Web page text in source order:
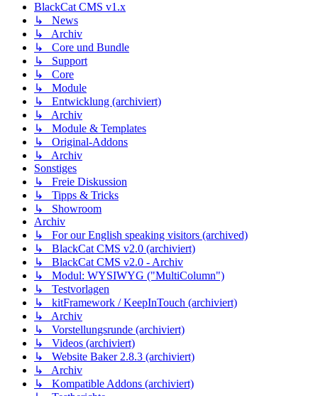
BlackCat CMS v1.x
↳ News
↳ Archiv
↳ Core und Bundle
↳ Support
↳ Core
↳ Module
↳ Entwicklung (archiviert)
↳ Archiv
↳ Module & Templates
↳ Original-Addons
↳ Archiv
Sonstiges
↳ Freie Diskussion
↳ Tipps & Tricks
↳ Showroom
Archiv
↳ For our English speaking visitors (archived)
↳ BlackCat CMS v2.0 (archiviert)
↳ BlackCat CMS v2.0 - Archiv
↳ Modul: WYSIWYG ("MultiColumn")
↳ Testvorlagen
↳ kitFramework / KeepInTouch (archiviert)
↳ Archiv
↳ Vorstellungsrunde (archiviert)
↳ Videos (archiviert)
↳ Website Baker 2.8.3 (archiviert)
↳ Archiv
↳ Kompatible Addons (archiviert)